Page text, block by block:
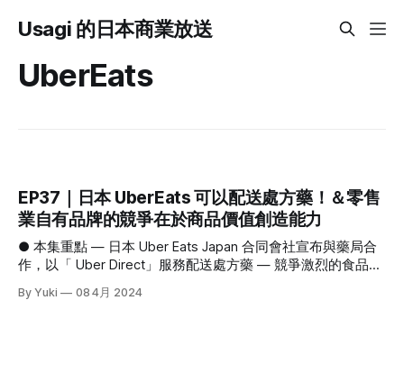
Usagi 的日本商業放送
UberEats
EP37｜日本 UberEats 可以配送處方藥！＆零售
業自有品牌的競爭在於商品價值創造能力
● 本集重點 — 日本 Uber Eats Japan 合同會社宣布與藥局合
作，以「 Uber Direct」服務配送處方藥 — 競爭激烈的食品零
PB大戰將更加注重商品價值的創造 — 大型綜合商社和動畫公
By Yuki 08 4月 2024